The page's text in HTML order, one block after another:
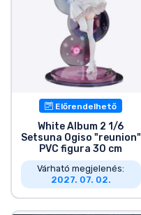
Előrendelhető
White Album 2 1/6
Setsuna Ogiso "reunion"
PVC figura 30 cm
Várható megjelenés:
2027. 07. 02.